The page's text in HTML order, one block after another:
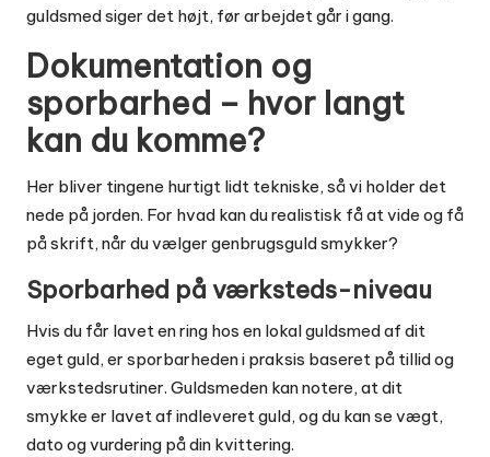
guldsmed siger det højt, før arbejdet går i gang.
Dokumentation og
sporbarhed – hvor langt
kan du komme?
Her bliver tingene hurtigt lidt tekniske, så vi holder det
nede på jorden. For hvad kan du realistisk få at vide og få
på skrift, når du vælger genbrugsguld smykker?
Sporbarhed på værksteds-niveau
Hvis du får lavet en ring hos en lokal guldsmed af dit
eget guld, er sporbarheden i praksis baseret på tillid og
værkstedsrutiner. Guldsmeden kan notere, at dit
smykke er lavet af indleveret guld, og du kan se vægt,
dato og vurdering på din kvittering.